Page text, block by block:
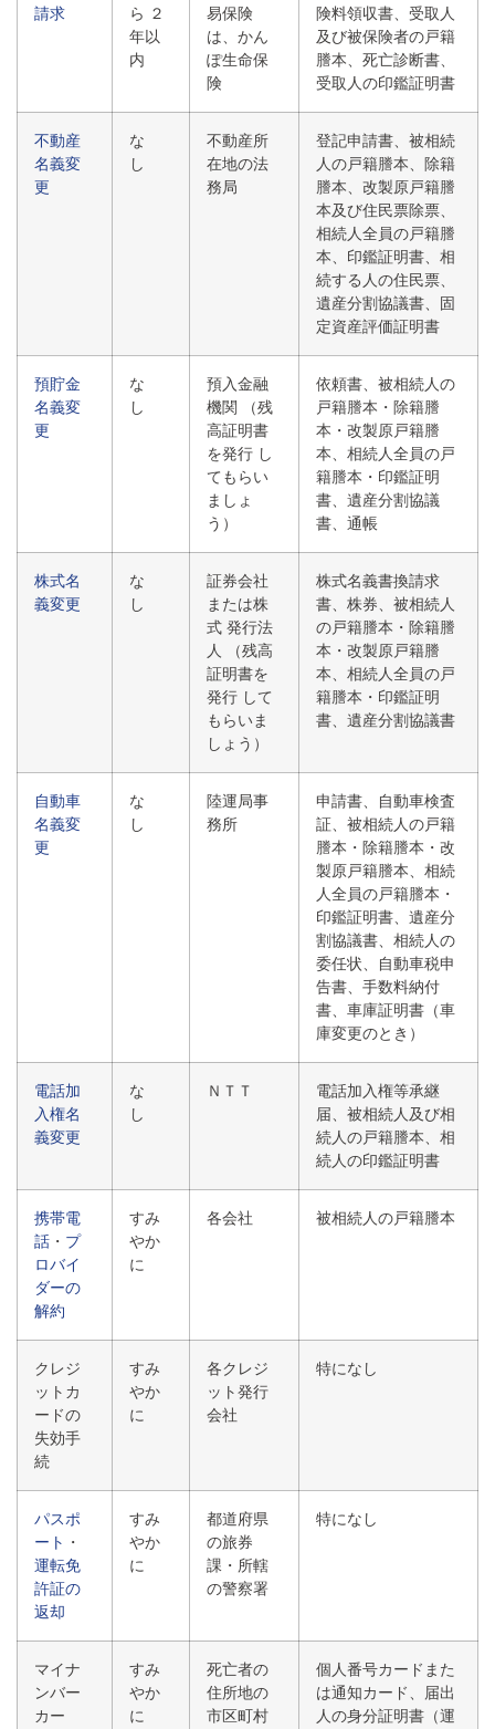
請求
ら ２
年以
内
易保険
は、かん
ぽ生命保
険
険料領収書、受取人
及び被保険者の戸籍
謄本、死亡診断書、
受取人の印鑑証明書
不動産
名義変
更
な
し
不動産所
在地の法
務局
登記申請書、被相続
人の戸籍謄本、除籍
謄本、改製原戸籍謄
本及び住民票除票、
相続人全員の戸籍謄
本、印鑑証明書、相
続する人の住民票、
遺産分割協議書、固
定資産評価証明書
預貯金
名義変
更
な
し
預入金融
機関 （残
高証明書
を発行 し
てもらい
ましょ
う）
依頼書、被相続人の
戸籍謄本・除籍謄
本・改製原戸籍謄
本、相続人全員の戸
籍謄本・印鑑証明
書、遺産分割協議
書、通帳
株式名
義変更
な
し
証券会社
または株
式 発行法
人 （残高
証明書を
発行 して
もらいま
しょう）
株式名義書換請求
書、株券、被相続人
の戸籍謄本・除籍謄
本・改製原戸籍謄
本、相続人全員の戸
籍謄本・印鑑証明
書、遺産分割協議書
自動車
名義変
更
な
し
陸運局事
務所
申請書、自動車検査
証、被相続人の戸籍
謄本・除籍謄本・改
製原戸籍謄本、相続
人全員の戸籍謄本・
印鑑証明書、遺産分
割協議書、相続人の
委任状、自動車税申
告書、手数料納付
書、車庫証明書（車
庫変更のとき）
電話加
入権名
義変更
な
し
ＮＴＴ
電話加入権等承継
届、被相続人及び相
続人の戸籍謄本、相
続人の印鑑証明書
携帯電
話 ・ プ
ロバイ
ダーの
解約
すみ
やか
に
各会社 被相続人の戸籍謄本
クレジ
ットカ
ードの
失効手
続
すみ
やか
に
各クレジ
ット発行
会社
特になし
パスポ
ート ・
運転免
許証の
返却
すみ
やか
に
都道府県
の旅券
課・所轄
の警察署
特になし
マイナ
ンバー
カー
すみ
やか
に
死亡者の
住所地の
市区町村
個人番号カードまた
は通知カード、届出
人の身分証明書（運